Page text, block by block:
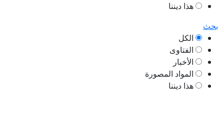
هذا ديننا
بحث
الكل
الفتاوى
الأخبار
المواد المصورة
هذا ديننا